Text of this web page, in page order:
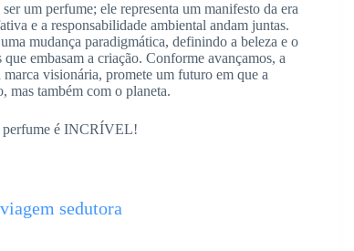
um perfume; ele representa um manifesto da era
e a responsabilidade ambiental andam juntas.
mudança paradigmática, definindo a beleza e o
embasam a criação. Conforme avançamos, a
visionária, promete um futuro em que a
mas também com o planeta.
perfume é INCRÍVEL!
sedutora